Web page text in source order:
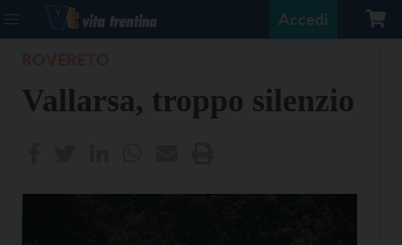
Accedi
Vallarsa, troppo silenzio